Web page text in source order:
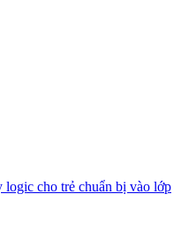
logic cho trẻ chuẩn bị vào lớp